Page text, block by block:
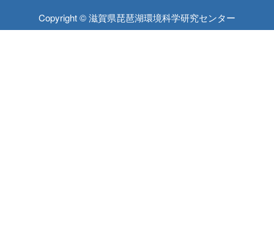
Copyright © 滋賀県琵琶湖環境科学研究センター